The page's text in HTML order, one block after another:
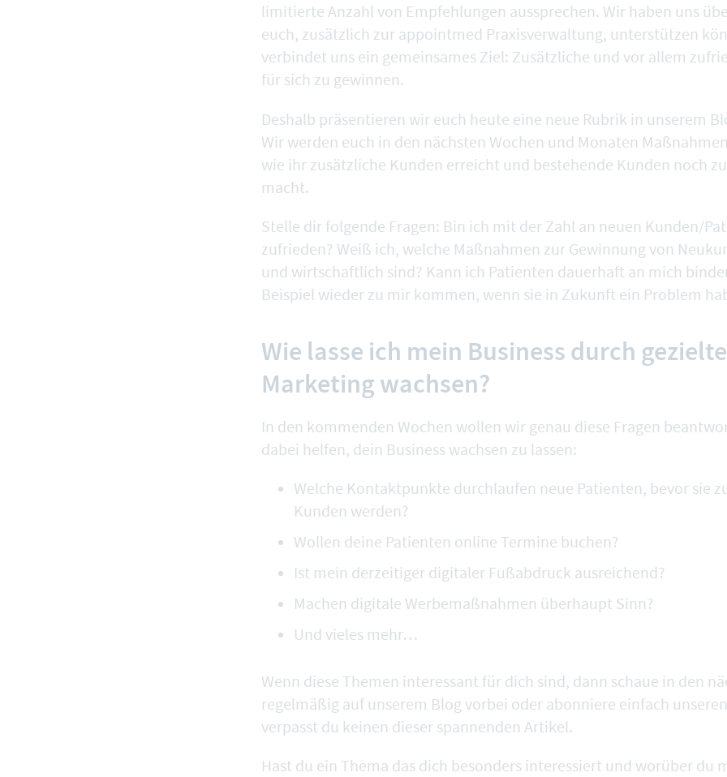
limitierte Anzahl von Empfehlungen aussprechen. Wir haben uns
euch, zusätzlich zur appointmed Praxisverwaltung, unterstützen
verbindet uns ein gemeinsames Ziel: Zusätzliche und vor allem
für sich zu gewinnen.
Deshalb präsentieren wir euch heute eine neue Rubrik in unserem
Wir werden euch in den nächsten Wochen und Monaten
wie ihr zusätzliche Kunden erreicht und bestehende Kunden noch
macht.
Stelle dir folgende Fragen: Bin ich mit der Zahl an neuen Kunden/
zufrieden? Weiß ich, welche Maßnahmen zur Gewinnung von
und wirtschaftlich sind? Kann ich Patienten dauerhaft an mich
Beispiel wieder zu mir kommen, wenn sie in Zukunft ein Problem
Wie lasse ich mein Business durch
Marketing wachsen?
In den kommenden Wochen wollen wir genau diese Fragen
dabei helfen, dein Business wachsen zu lassen:
Welche Kontaktpunkte durchlaufen neue Patienten, bevor sie
Kunden werden?
Wollen deine Patienten online Termine buchen?
Ist mein derzeitiger digitaler Fußabdruck ausreichend?
Machen digitale Werbemaßnahmen überhaupt Sinn?
Und vieles mehr…
Wenn diese Themen interessant für dich sind, dann schaue in den
regelmäßig auf unserem Blog vorbei oder abonniere einfach
verpasst du keinen dieser spannenden Artikel.
Hast du ein Thema das dich besonders interessiert und worüber du